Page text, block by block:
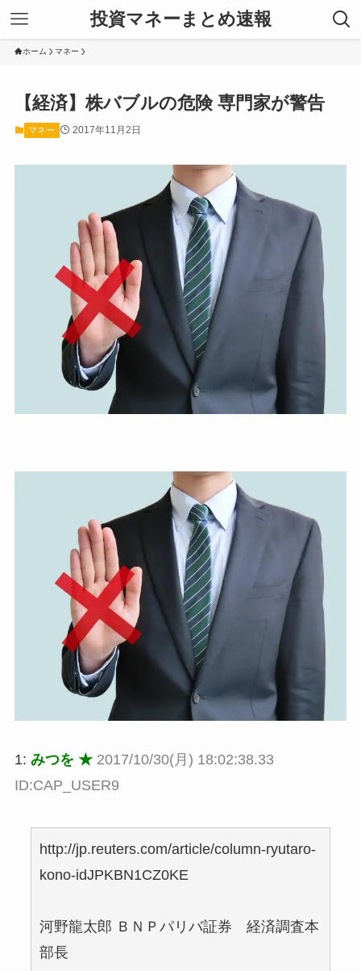
投資マネーまとめ速報
ホーム マネー
【経済】株バブルの危険 専門家が警告
マネー 2017年11月2日
1: みつを ★ 2017/10/30(月) 18:02:38.33
ID:CAP_USER9
http://jp.reuters.com/article/column-ryutaro-
kono-idJPKBN1CZ0KE
河野龍太郎 ＢＮＰパリバ証券 経済調査本
部長